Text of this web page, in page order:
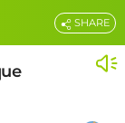
SHARE